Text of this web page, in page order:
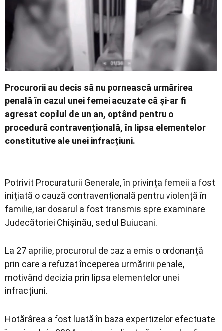
Contact
Procurorii au decis să nu pornească urmărirea
penală în cazul unei femei acuzate că și-ar fi
agresat copilul de un an, optând pentru o
procedură contravențională, în lipsa elementelor
constitutive ale unei infracțiuni.
Potrivit Procuraturii Generale, în privința femeii a fost
inițiată o cauză contravențională pentru violență în
familie, iar dosarul a fost transmis spre examinare
Judecătoriei Chișinău, sediul Buiucani.
La 27 aprilie, procurorul de caz a emis o ordonanță
prin care a refuzat începerea urmăririi penale,
motivând decizia prin lipsa elementelor unei
infracțiuni.
Hotărârea a fost luată în baza expertizelor efectuate